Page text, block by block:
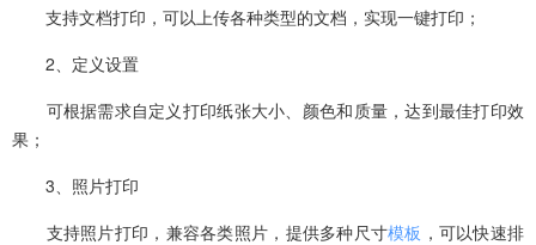
支持文档打印，可以上传各种类型的文档，实现一键打印；
2、定义设置‌
可根据需求自定义打印纸张大小、颜色和质量，达到最佳打印效
果‌；
3、照片打印‌
支持照片打印‌，兼容各类照片，提供多种尺寸模板 ，可以快速排